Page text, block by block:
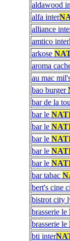
aldawood
alfa inter
alliance
amtico inter
arkose
aroma
au mac
bao burger
bar de la
bar le
bar le
bar le
bar le
bar le
bar tabac
bert's cine
bistrot city
brasserie le
brasserie le
bti inter